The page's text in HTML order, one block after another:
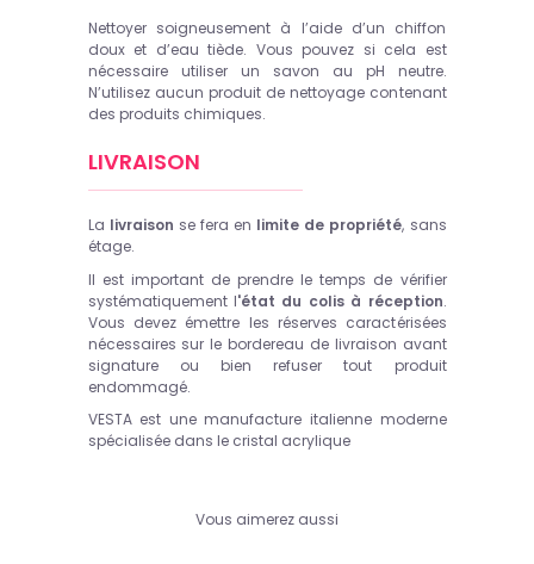
Nettoyer soigneusement à l’aide d’un chiffon
doux et d’eau tiède. Vous pouvez si cela est
nécessaire utiliser un savon au pH neutre.
N’utilisez aucun produit de nettoyage contenant
des produits chimiques.
LIVRAISON
La livraison se fera en limite de propriété, sans
étage.
Il est important de prendre le temps de vérifier
systématiquement l'état du colis à réception.
Vous devez émettre les réserves caractérisées
nécessaires sur le bordereau de livraison avant
signature ou bien refuser tout produit
endommagé.
VESTA est une manufacture italienne moderne
spécialisée dans le cristal acrylique
Vous aimerez aussi